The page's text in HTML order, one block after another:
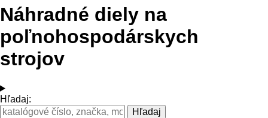
Náhradné diely na
poľnohospodárskych
strojov
Hľadaj: